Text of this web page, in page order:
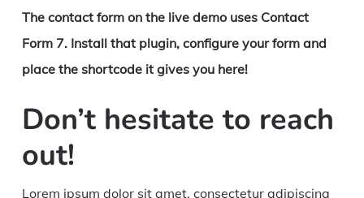
The contact form on the live demo uses Contact
Form 7. Install that plugin, configure your form and
place the shortcode it gives you here!
Don’t hesitate to reach
out!
Lorem ipsum dolor sit amet, consectetur adipiscing